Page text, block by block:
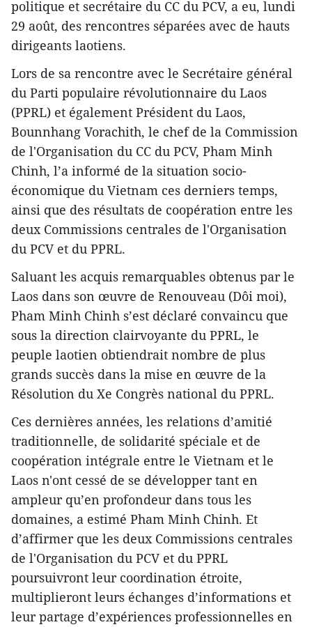
politique et secrétaire du CC du PCV, a eu, lundi
29 août, des rencontres séparées avec de hauts
dirigeants laotiens.
Lors de sa rencontre avec le Secrétaire général
du Parti populaire révolutionnaire du Laos
(PPRL) et également Président du Laos,
Bounnhang Vorachith, le chef de la Commission
de l'Organisation du CC du PCV, Pham Minh
Chinh, l’a informé de la situation socio-
économique du Vietnam ces derniers temps,
ainsi que des résultats de coopération entre les
deux Commissions centrales de l'Organisation
du PCV et du PPRL.
Saluant les acquis remarquables obtenus par le
Laos dans son œuvre de Renouveau (Dôi moi),
Pham Minh Chinh s’est déclaré convaincu que
sous la direction clairvoyante du PPRL, le
peuple laotien obtiendrait ​nombre de plus
grands succès dans la mise en œuvre de la
Résolution du Xe Congrès national du PPRL.
Ces dernières années, les relations d’amitié
traditionnelle, de solidarité spéciale et de
coopération intégrale entre le Vietnam et le
Laos n​'ont cessé de se développer tant en
ampleur qu’en profondeur dans tous les
domaines, a estimé Pham Minh Chinh. Et
d’affirmer que les deux Commissions centrales
de l'Organisation du PCV et du PPRL
poursuivront leur coordination étroite,
multiplieront leurs échanges d’informations et
leur partage d’expériences professionnelles en